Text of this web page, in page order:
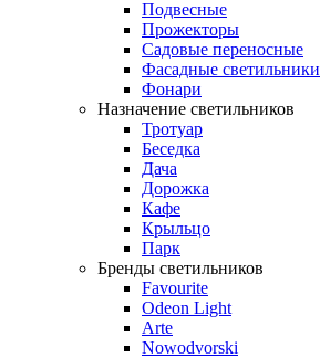
Подвесные
Прожекторы
Садовые переносные
Фасадные светильники
Фонари
Назначение светильников
Тротуар
Беседка
Дача
Дорожка
Кафе
Крыльцо
Парк
Бренды светильников
Favourite
Odeon Light
Arte
Nowodvorski